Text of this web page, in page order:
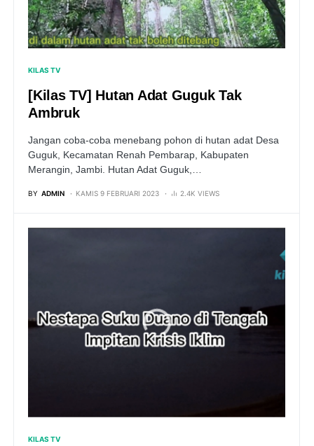
KILAS TV
[Kilas TV] Hutan Adat Guguk Tak
Ambruk
Jangan coba-coba menebang pohon di hutan adat Desa
Guguk, Kecamatan Renah Pembarap, Kabupaten
Merangin, Jambi. Hutan Adat Guguk,…
BY ADMIN KAMIS 9 FEBRUARI 2023 2.4K VIEWS
KILAS TV